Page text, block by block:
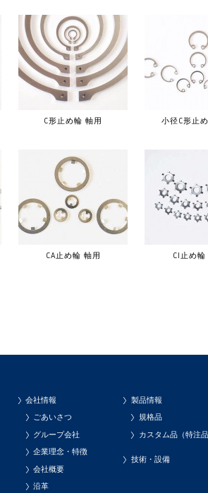
C形止め輪 軸用 小径C形止
CA止め輪 軸用 CI止め
会社情報
ごあいさつ
グループ会社
企業理念・特徴
会社概要
沿革
製品情報
規格品
カスタム品（特注
技術・設備